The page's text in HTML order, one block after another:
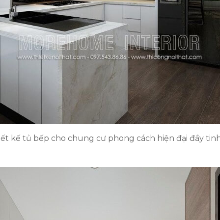
kế tủ bếp cho chung cư phong cách hiện đại đầy